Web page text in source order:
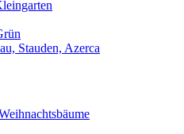
Stauden, Azerca